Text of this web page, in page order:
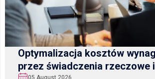
Optymalizacja kosztów
przez świadczenia rzeczowe
05 August 2026